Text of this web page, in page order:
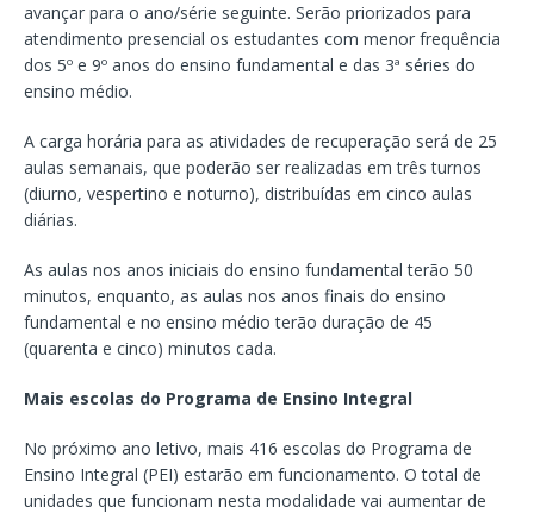
avançar para o ano/série seguinte. Serão priorizados para
atendimento presencial os estudantes com menor frequência
dos 5º e 9º anos do ensino fundamental e das 3ª séries do
ensino médio.
A carga horária para as atividades de recuperação será de 25
aulas semanais, que poderão ser realizadas em três turnos
(diurno, vespertino e noturno), distribuídas em cinco aulas
diárias.
As aulas nos anos iniciais do ensino fundamental terão 50
minutos, enquanto, as aulas nos anos finais do ensino
fundamental e no ensino médio terão duração de 45
(quarenta e cinco) minutos cada.
Mais escolas do Programa de Ensino Integral
No próximo ano letivo, mais 416 escolas do Programa de
Ensino Integral (PEI) estarão em funcionamento. O total de
unidades que funcionam nesta modalidade vai aumentar de